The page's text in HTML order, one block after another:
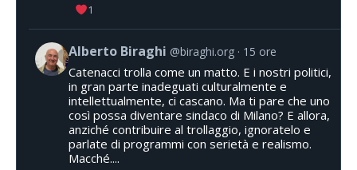
1
Alberto Biraghi @biraghi.org 15 ore
Catenacci trolla come un matto. E i nostri politici,
in gran parte inadeguati culturalmente e
intellettualmente, ci cascano. Ma ti pare che uno
così possa diventare sindaco di Milano? E allora,
anziché contribuire al trollaggio, ignoratelo e
parlate di programmi con serietà e realismo.
Macché....